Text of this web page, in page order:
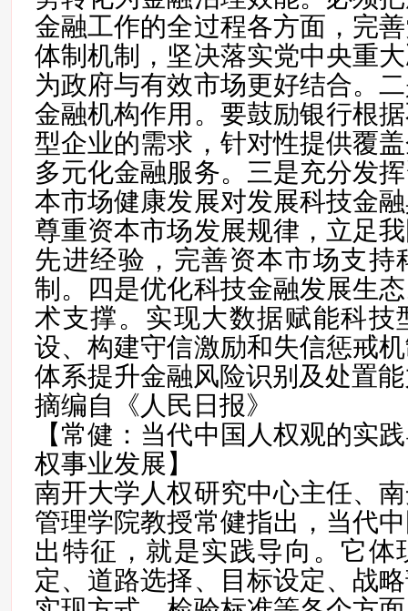
金融工作的全过程各方面，完
体制机制，坚决落实党中央重
为政府与有效市场更好结合。
金融机构作用。要鼓励银行根
型企业的需求，针对性提供覆
多元化金融服务。三是充分发
本市场健康发展对发展科技金
尊重资本市场发展规律，立足
先进经验，完善资本市场支持
制。四是优化科技金融发展生
术支撑。实现大数据赋能科技
设、构建守信激励和失信惩戒
体系提升金融风险识别及处置
摘编自《人民日报》
【常健：当代中国人权观的实
权事业发展】
南开大学人权研究中心主任、
管理学院教授常健指出，当代
出特征，就是实践导向。它体
定、道路选择、目标设定、战